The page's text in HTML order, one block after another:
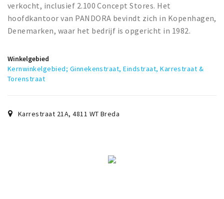
VRIJE TIJD
Agenda
Bezienswaardigheden
verkocht, inclusief 2.100 Concept Stores. Het
hoofdkantoor van PANDORA bevindt zich in Kopenhagen,
Denemarken, waar het bedrijf is opgericht in 1982.
Winkelgebied
Kernwinkelgebied; Ginnekenstraat, Eindstraat, Karrestraat &
Torenstraat
Karrestraat 21A,4811 WT Breda